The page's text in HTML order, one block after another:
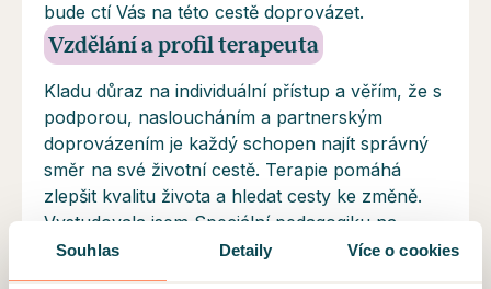
Souhlas Detaily Více o cookies
bude ctí Vás na této cestě doprovázet.
Vzdělání a profil terapeuta
Kladu důraz na individuální přístup a věřím, že s
podporou, nasloucháním a partnerským
doprovázením je každý schopen najít správný
směr na své životní cestě. Terapie pomáhá
zlepšit kvalitu života a hledat cesty ke změně.
Vystudovala jsem Speciální pedagogiku na
Karlově univerzitě se zaměřením na práci s
osobami s poruchami chování a mentálním